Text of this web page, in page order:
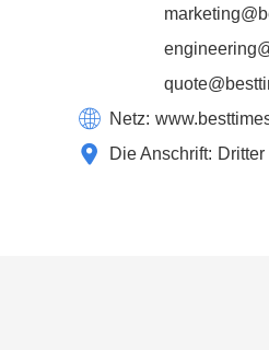
Netz:
Die Anschrift: